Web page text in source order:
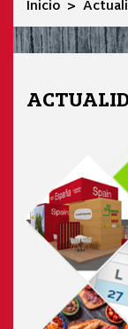
Inicio